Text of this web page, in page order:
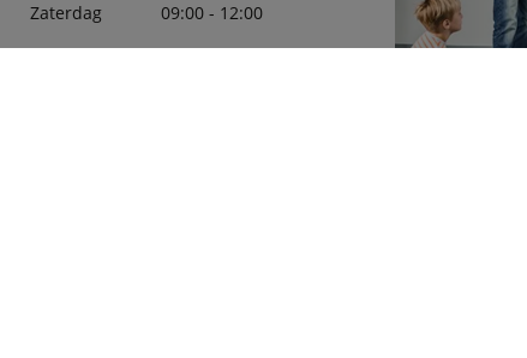
Zaterdag
09:00 - 12:00